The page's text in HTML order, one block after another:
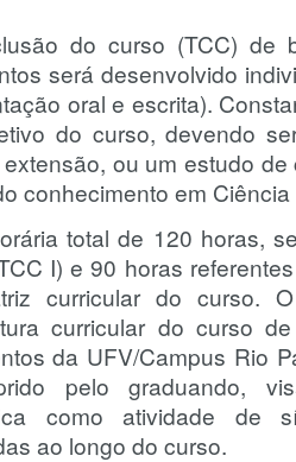
do curso (TCC) de
será desenvolvido
oral e escrita).
do curso, devendo
ou um estudo
conhecimento em
total de 120 horas,
I) e 90 horas
curricular do curso.
curricular do curso
da UFV/Campus Rio
pelo graduando,
como atividade de
ao longo do curso.